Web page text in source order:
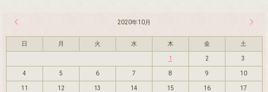
2020年10月
日 月 火 水 木 金 土
1 2 3
4 5 6 7 8 9 10
11 12 13 14 15 16 17